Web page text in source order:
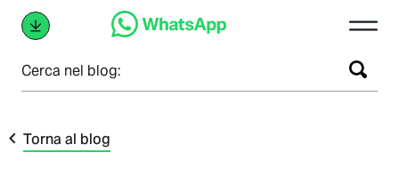
Cerca nel blog:
Torna al blog